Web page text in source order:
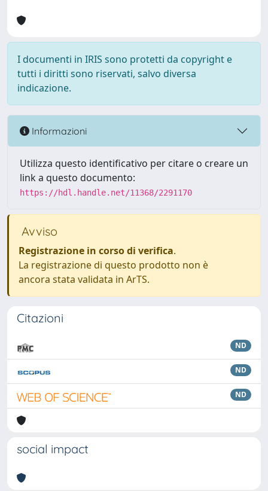
I documenti in IRIS sono protetti da copyright e
tutti i diritti sono riservati, salvo diversa
indicazione.
Informazioni
Utilizza questo identificativo per citare o creare un
link a questo documento:
https://hdl.handle.net/11368/2291170
Avviso
Registrazione in corso di verifica.
La registrazione di questo prodotto non è
ancora stata validata in ArTS.
Citazioni
ND
ND
ND
social impact